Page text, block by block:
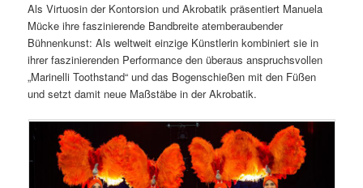
Als Virtuosin der Kontorsion und Akrobatik präsentiert Manuela
Mücke ihre faszinierende Bandbreite atemberaubender
Bühnenkunst: Als weltweit einzige Künstlerin kombiniert sie in
ihrer faszinierenden Performance den überaus anspruchsvollen
„Marinelli Toothstand“ und das Bogenschießen mit den Füßen
und setzt damit neue Maßstäbe in der Akrobatik.